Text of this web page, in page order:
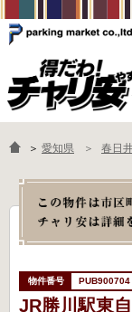
物件一覧
よくあるご質
＞ 愛知県 春日
PUB900704
JR勝川駅東